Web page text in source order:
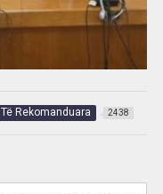
Të Rekomanduara 2438